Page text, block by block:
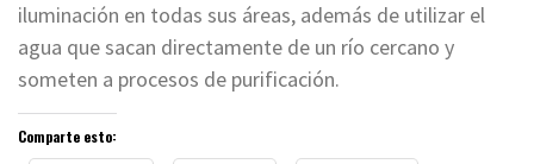
iluminación en todas sus áreas, además de utilizar el
agua que sacan directamente de un río cercano y
someten a procesos de purificación.
Comparte esto: